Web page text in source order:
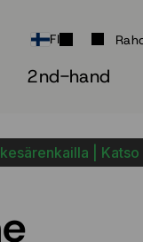
FI
2nd-hand
| Katso